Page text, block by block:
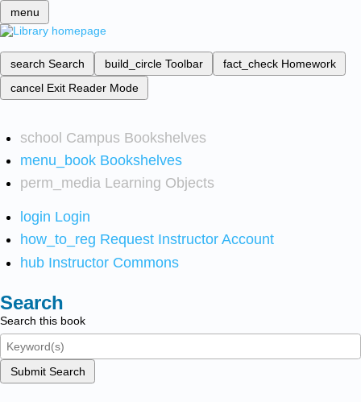
menu
search Search build_circle Toolbar fact_check Homework
cancel Exit Reader Mode
school Campus Bookshelves
menu_book Bookshelves
perm_media Learning Objects
login Login
how_to_reg Request Instructor Account
hub Instructor Commons
Search
Search this book
Submit Search